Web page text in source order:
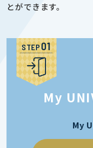
とができます。
STEP
My
My